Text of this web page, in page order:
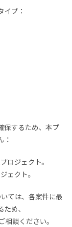
プ：
保するため、本プ
ロジェクト。
ェクト。
ては、各案件に最
め、
談ください。